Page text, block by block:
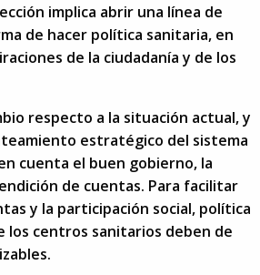
implica abrir una línea de
de hacer política sanitaria, en
de la ciudadanía y de los
respecto a la situación actual, y
estratégico del sistema
cuenta el buen gobierno, la
de cuentas. Para facilitar
y la participación social, política
los centros sanitarios deben de